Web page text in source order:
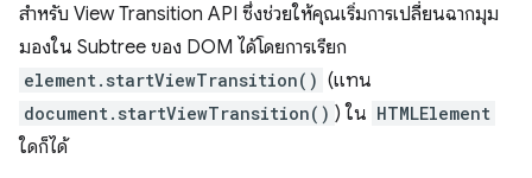
สำหรับ View Transition API ซึ่งช่วยให้คุณเริ่มการเปลี่ยนฉากมุม
มองใน Subtree ของ DOM ได้โดยการเรียก
element.startViewTransition() (แทน
document.startViewTransition() ) ใน HTMLElement
ใดก็ได้